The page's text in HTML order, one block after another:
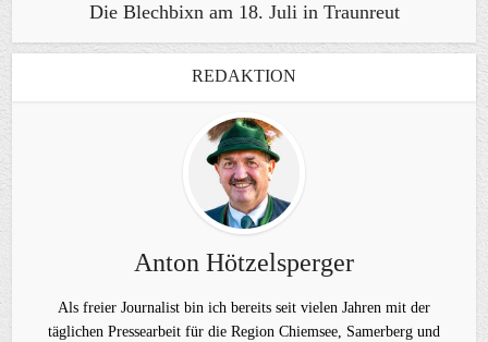
Die Blechbixn am 18. Juli in Traunreut
REDAKTION
Anton Hötzelsperger
Als freier Journalist bin ich bereits seit vielen Jahren mit der
täglichen Pressearbeit für die Region Chiemsee, Samerberg und